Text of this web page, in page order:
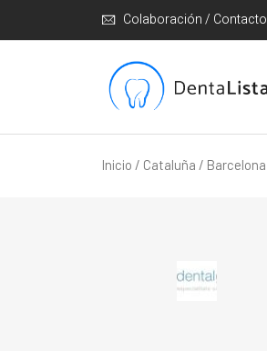
Colaboración / Contacto
Inicio / Cataluña / Barcelona